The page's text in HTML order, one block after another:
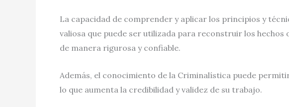
La capacidad de comprender y aplicar los principios y
valiosa que puede ser utilizada para reconstruir los
de manera rigurosa y confiable.
Además, el conocimiento de la Criminalística puede
lo que aumenta la credibilidad y validez de su trabajo.